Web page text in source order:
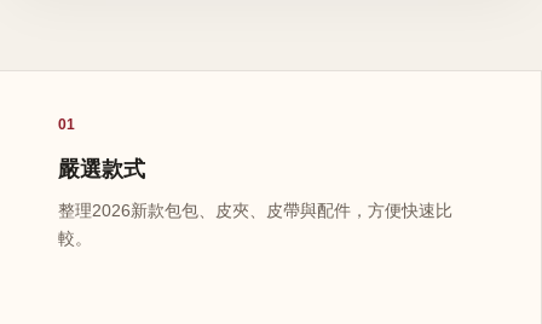
01
嚴選款式
整理2026新款包包、皮夾、皮帶與配件，方便快速比
較。